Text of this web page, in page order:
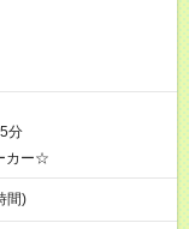
分
カー☆
間)